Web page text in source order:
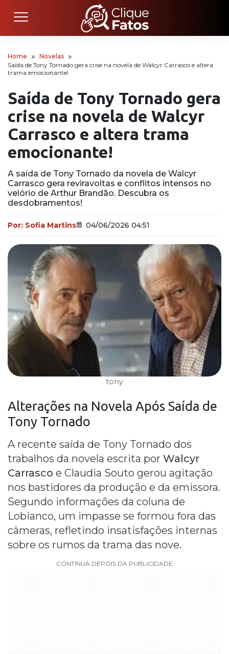
Home
Novelas
Saída de Tony Tornado gera crise na novela de Walcyr Carrasco e altera
trama emocionante!
Saída de Tony Tornado gera
crise na novela de Walcyr
Carrasco e altera trama
emocionante!
A saída de Tony Tornado da novela de Walcyr
Carrasco gera reviravoltas e conflitos intensos no
velório de Arthur Brandão. Descubra os
desdobramentos!
Por: Sofia Martins 04/06/2026 04:51
tony
Alterações na Novela Após Saída de
Tony Tornado
A recente saída de Tony Tornado dos
trabalhos da novela escrita por Walcyr
Carrasco e Claudia Souto gerou agitação
nos bastidores da produção e da emissora.
Segundo informações da coluna de
Lobianco, um impasse se formou fora das
câmeras, refletindo insatisfações internas
sobre os rumos da trama das nove.
CONTINUA DEPOIS DA PUBLICIDADE